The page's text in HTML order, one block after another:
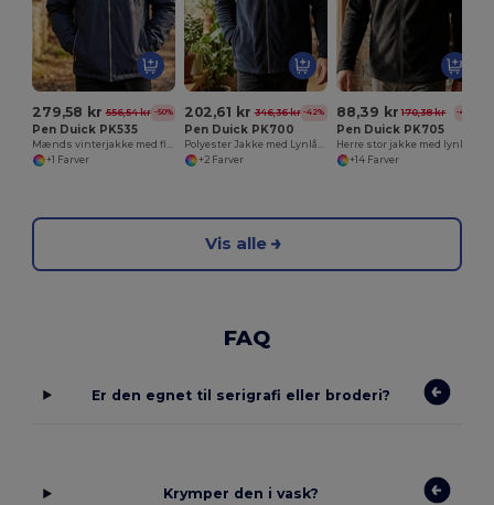
279,58 kr 556,54 kr -50%
Pen Duick PK535
+1 Farver
202,61 kr 346,36 kr -42%
Pen Duick PK700
+2 Farver
88,39 kr 170,38 kr -48%
Pen Duick PK705
Herre stor jakke med lynlås
+14 Farver
Vis alle
FAQ
Er den egnet til serigrafi eller broderi?
Krymper den i vask?